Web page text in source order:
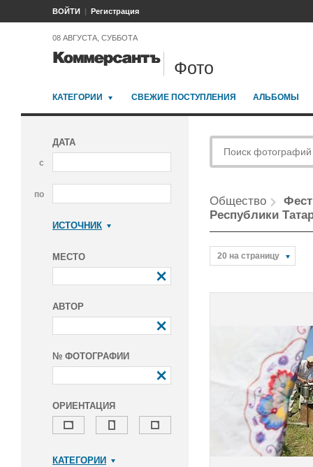
ВОЙТИ Регистрация
08 АВГУСТА, СУББОТА
Фото
КАТЕГОРИИ СВЕЖИЕ ПОСТУПЛЕНИЯ АЛЬБОМЫ
ДАТА
с
по
ИСТОЧНИК
МЕСТО
АВТОР
№ ФОТОГРАФИИ
ОРИЕНТАЦИЯ
КАТЕГОРИИ
Общество
Республики
20 на страницу